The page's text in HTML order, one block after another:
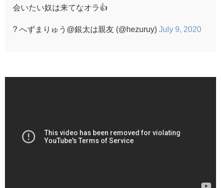
会いたい奴は来てなオラ👍
? へずまりゅう@銀太は親友 (@hezuruy) July 9, 2020